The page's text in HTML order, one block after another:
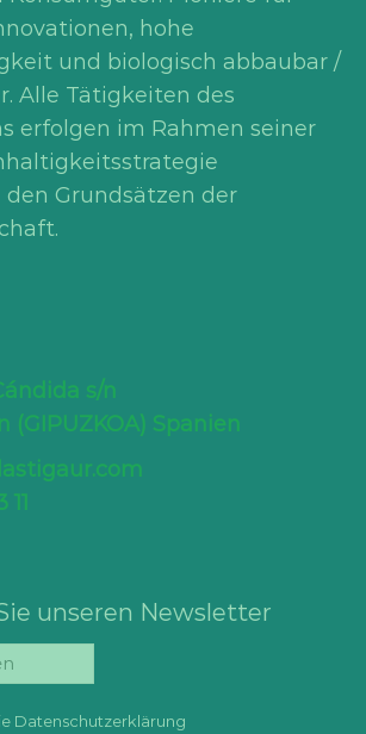
hohe
und biologisch abbaubar /
Alle Tätigkeiten des
erfolgen im Rahmen seiner
Grundsätzen der
s/n
(GIPUZKOA) Spanien
unseren Newsletter
Datenschutzerklärung